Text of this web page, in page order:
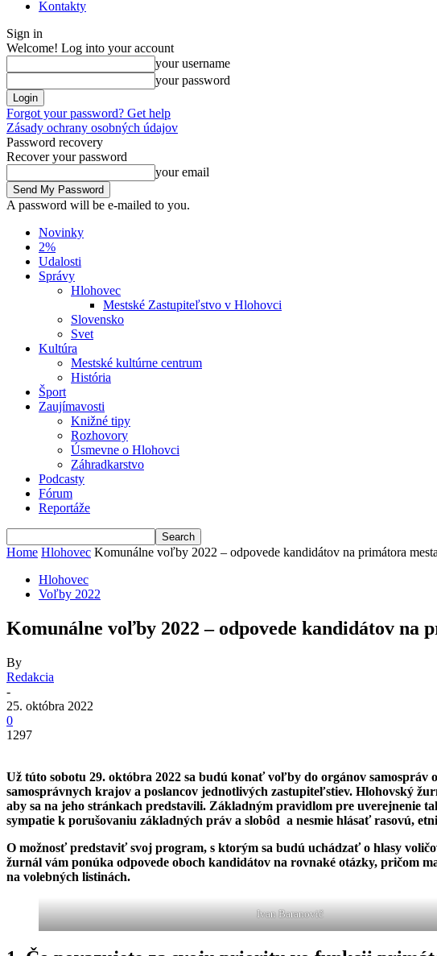
Kontakty
Sign in
Welcome! Log into your account
your username
your password
Forgot your password? Get help
Zásady ochrany osobných údajov
Password recovery
Recover your password
your email
A password will be e-mailed to you.
Novinky
2%
Udalosti
Správy
Hlohovec
Mestské Zastupiteľstvo v Hlohovci
Slovensko
Svet
Kultúra
Mestské kultúrne centrum
História
Šport
Zaujímavosti
Knižné tipy
Rozhovory
Úsmevne o Hlohovci
Záhradkarstvo
Podcasty
Fórum
Reportáže
Home Hlohovec Komunálne voľby 2022 – odpovede kandidátov na primátora
Hlohovec
Voľby 2022
Komunálne voľby 2022 – odpovede kandidátov na
By
Redakcia
-
25. októbra 2022
0
1297
Už túto sobotu 29. októbra 2022 sa budú konať voľby do orgánov
samosprávnych krajov a poslancov jednotlivých zastupiteľstiev. Hlohovský
aby sa na jeho stránkach predstavili. Základným pravidlom pre uverejnenie
sympatie k porušovaniu základných práv a slobôd a nesmie hlásať rasovú,
O možnosť predstaviť svoj program, s ktorým sa budú uchádzať o hlasy
žurnál vám ponúka odpovede oboch kandidátov na rovnaké otázky, pričom
na volebných listinách.
Ivan Baranovič